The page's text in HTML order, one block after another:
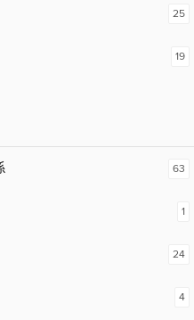
25
19
63
1
24
4